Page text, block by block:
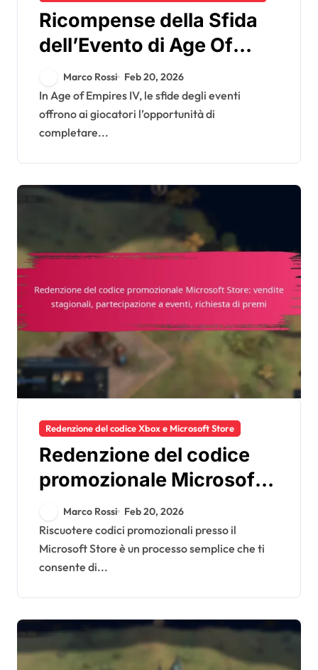
Ricompense della Sfida
dell’Evento di Age Of
Empires IV: Ritratti, Mod,
Cosmetici
Marco Rossi Feb 20, 2026
In Age of Empires IV, le sfide degli eventi
offrono ai giocatori l’opportunità di
completare...
Redenzione del codice Xbox e Microsoft Store
Redenzione del codice
promozionale Microsoft
Store: vendite stagionali,
partecipazione a eventi,
richiesta di premi
Marco Rossi Feb 20, 2026
Riscuotere codici promozionali presso il
Microsoft Store è un processo semplice che ti
consente di...